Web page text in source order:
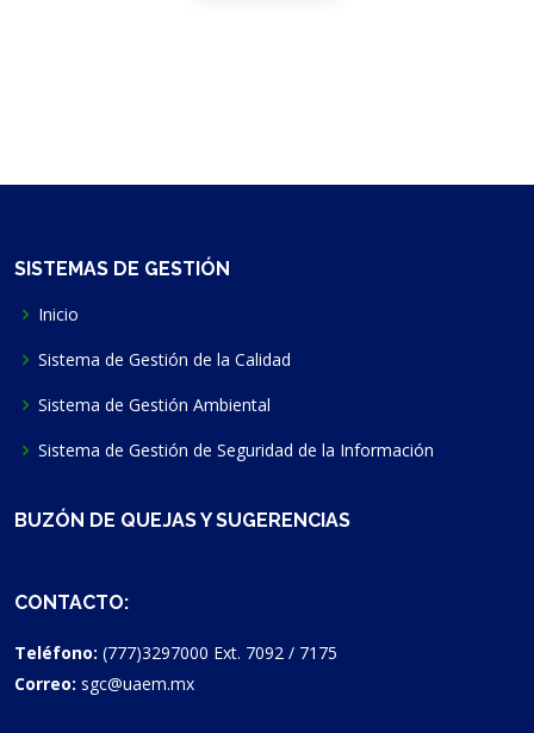
SISTEMAS DE GESTIÓN
Inicio
Sistema de Gestión de la Calidad
Sistema de Gestión Ambiental
Sistema de Gestión de Seguridad de la Información
BUZÓN DE QUEJAS Y SUGERENCIAS
CONTACTO:
Teléfono: (777)3297000 Ext. 7092 / 7175
Correo: sgc@uaem.mx